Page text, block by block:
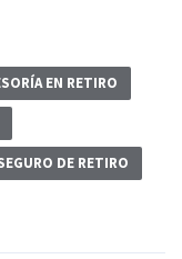
EN RETIRO
DE RETIRO